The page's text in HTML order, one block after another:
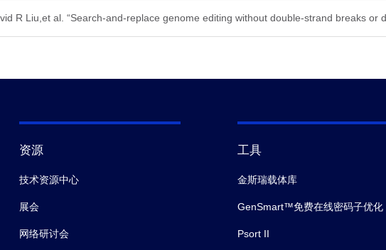
R Liu,et al. “Search-and-replace genome editing without double-strand breaks or
资源
技术资源中心
展会
网络研讨会
工具
金斯瑞载体库
GenSmart™免费在线密码子优化
Psort II